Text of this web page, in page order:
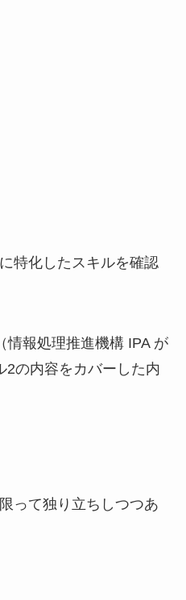
特化したスキルを確認
情報処理推進機構 IPA が
2の内容をカバーした内
って独り立ちしつつあ